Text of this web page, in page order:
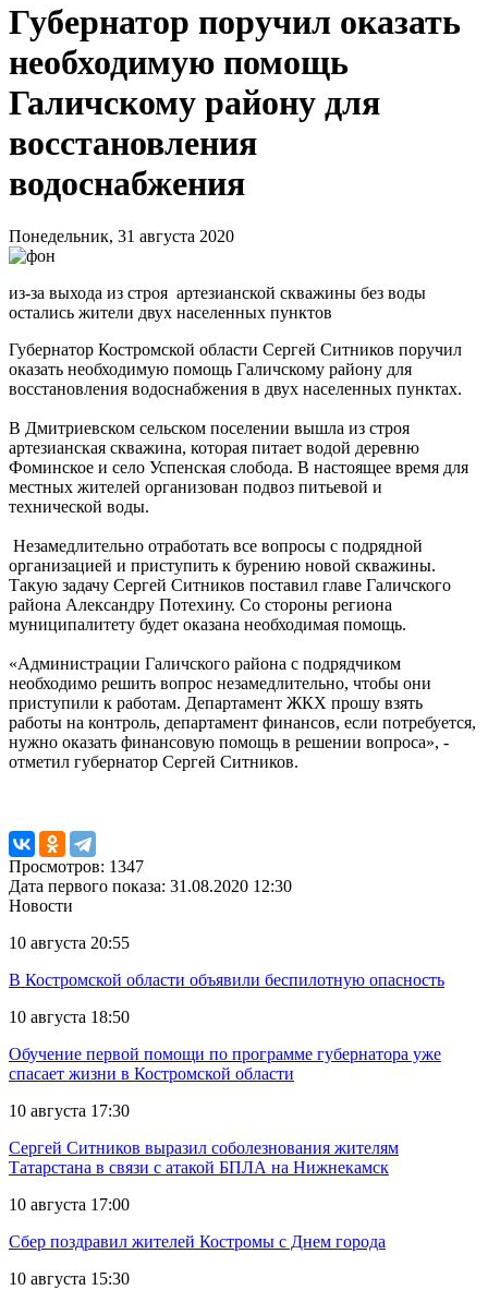
Губернатор поручил оказать
необходимую помощь
Галичскому району для
восстановления
водоснабжения
Понедельник, 31 августа 2020
из-за выхода из строя артезианской скважины без воды
остались жители двух населенных пунктов
Губернатор Костромской области Сергей Ситников поручил
оказать необходимую помощь Галичскому району для
восстановления водоснабжения в двух населенных пунктах.
В Дмитриевском сельском поселении вышла из строя
артезианская скважина, которая питает водой деревню
Фоминское и село Успенская слобода. В настоящее время для
местных жителей организован подвоз питьевой и
технической воды.
Незамедлительно отработать все вопросы с подрядной
организацией и приступить к бурению новой скважины.
Такую задачу Сергей Ситников поставил главе Галичского
района Александру Потехину. Со стороны региона
муниципалитету будет оказана необходимая помощь.
«Администрации Галичского района с подрядчиком
необходимо решить вопрос незамедлительно, чтобы они
приступили к работам. Департамент ЖКХ прошу взять
работы на контроль, департамент финансов, если потребуется,
нужно оказать финансовую помощь в решении вопроса», -
отметил губернатор Сергей Ситников.
Просмотров: 1347
Дата первого показа: 31.08.2020 12:30
Новости
10 августа 20:55
В Костромской области объявили беспилотную опасность
10 августа 18:50
Обучение первой помощи по программе губернатора уже
спасает жизни в Костромской области
10 августа 17:30
Сергей Ситников выразил соболезнования жителям
Татарстана в связи с атакой БПЛА на Нижнекамск
10 августа 17:00
Сбер поздравил жителей Костромы с Днем города
10 августа 15:30